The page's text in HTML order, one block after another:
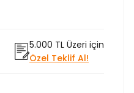
5.000 TL Üzeri için
Özel Teklif Al!